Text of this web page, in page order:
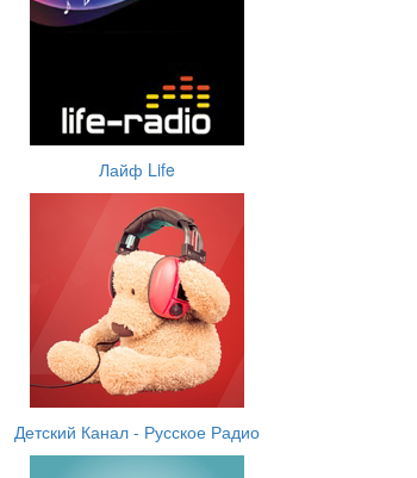
Лайф Life
Детский Канал - Русское Радио